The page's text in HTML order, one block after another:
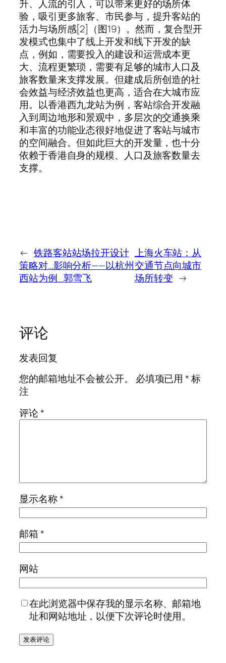
升、人流的引入，可以带来更好的场所体
验，吸引更多旅客、市民参与，提升客站的
活力与场所感[2]（图19）。然而，复合型开
发模式也集中了线上开发和线下开发的缺
点，例如，需要投入的建设和运营成本更
大、流程更繁琐，需要有足够的城市人口及
旅客数量来支撑发展。但建成后所创造的社
会效益与经济效益也更高，适合在大城市应
用。以香港西九龙站为例，客站综合开发融
入到周边地形和景观中，多层次的交通换乘
和丰富的功能业态很好地促进了客站与城市
的空间融合。但如此巨大的开发量，也十分
依赖于香港自身的规模、人口及旅客数量去
支撑。
← 铁路客站站场拉开设计
策略对…影响分析——以杭州
西站为例_郭雪飞
上海火车站：从
交通节点向城市
场所转变 →
评论
发表回复
您的邮箱地址不会被公开。
必填项已用*标
注
评论*
显示名称*
邮箱*
网站
在此浏览器中保存我的显示名称、邮箱地
址和网站地址，以便下次评论时使用。